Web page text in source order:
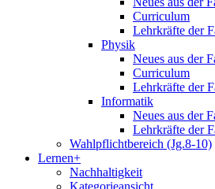
Curriculum
Lehrkräfte der
Physik
Neues aus der
Curriculum
Lehrkräfte der
Informatik
Neues aus der
Lehrkräfte der
Wahlpflichtbereich (Jg.8-10)
Lernen+
Nachhaltigkeit
Kategorieansicht